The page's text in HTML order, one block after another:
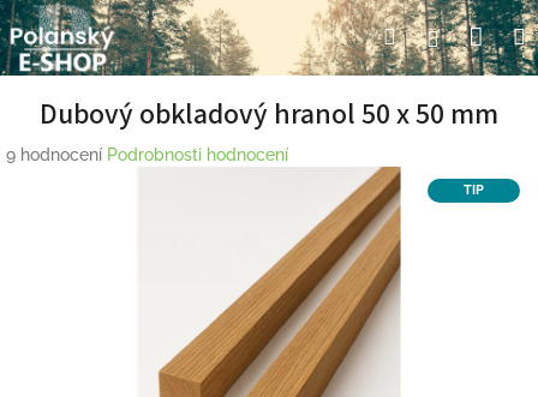
Přejít
na
obsah
HledatPřihlášení
Dubový obkladový hranol 50 x 50 mm
Průměrné
9 hodnocení Podrobnosti hodnocení
TIP